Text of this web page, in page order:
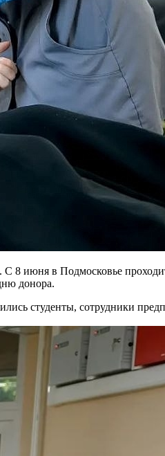
8 июня в Подмосковье
донора.
студенты, сотрудники